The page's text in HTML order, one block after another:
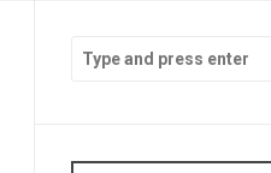
ECONOMICA Y POLITICA
h